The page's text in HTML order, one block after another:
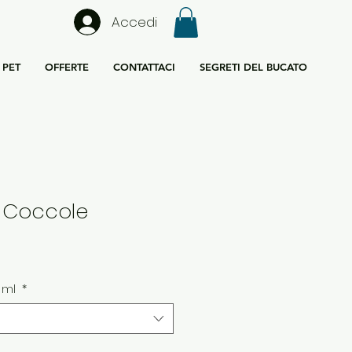
Accedi
PET OFFERTE CONTATTACI SEGRETI DEL BUCATO
Coccole
*